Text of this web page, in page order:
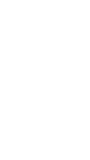
üzerinde TKY
olan